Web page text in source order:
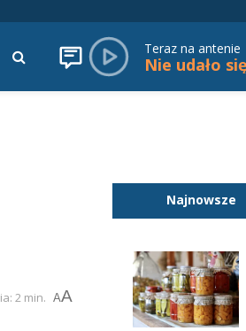
Teraz na antenie
2 min. AA
Najnowsze